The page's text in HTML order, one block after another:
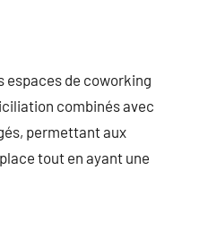
espaces de coworking
combinés avec
permettant aux
tout en ayant une